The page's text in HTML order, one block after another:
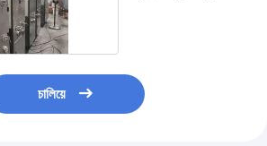
চালিয়ে